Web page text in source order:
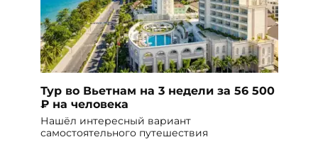
Тур во Вьетнам на 3 недели за 56 500
₽ на человека
Нашёл интересный вариант
самостоятельного путешествия